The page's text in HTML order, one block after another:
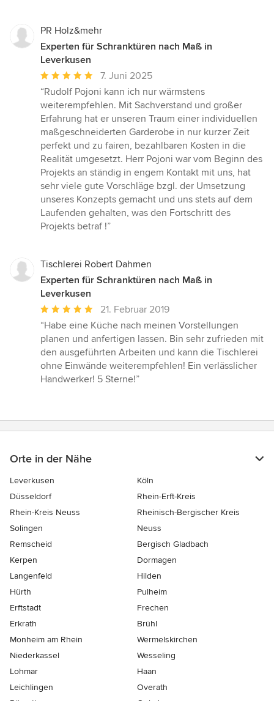
PR Holz&mehr
Experten für Schranktüren nach Maß in
Leverkusen
Durchschnittliche
Bewertung:
5
von
5
Sternen
7. Juni 2025
“Rudolf Pojoni kann ich nur wärmstens
weiterempfehlen. Mit Sachverstand und großer
Erfahrung hat er unseren Traum einer individuellen
maßgeschneiderten Garderobe in nur kurzer Zeit
perfekt und zu fairen, bezahlbaren Kosten in die
Realität umgesetzt. Herr Pojoni war vom Beginn des
Projekts an ständig in engem Kontakt mit uns, hat
sehr viele gute Vorschläge bzgl. der Umsetzung
unseres Konzepts gemacht und uns stets auf dem
Laufenden gehalten, was den Fortschritt des
Projekts betraf !”
Tischlerei Robert Dahmen
Experten für Schranktüren nach Maß in
Leverkusen
Durchschnittliche
Bewertung:
5
von
5
Sternen
21. Februar 2019
“Habe eine Küche nach meinen Vorstellungen
planen und anfertigen lassen. Bin sehr zufrieden mit
den ausgeführten Arbeiten und kann die Tischlerei
ohne Einwände weiterempfehlen! Ein verlässlicher
Handwerker! 5 Sterne!”
Orte in der Nähe
Leverkusen
Köln
Düsseldorf
Rhein-Erft-Kreis
Rhein-Kreis Neuss
Rheinisch-Bergischer Kreis
Solingen
Neuss
Remscheid
Bergisch Gladbach
Kerpen
Dormagen
Langenfeld
Hilden
Hürth
Pulheim
Erftstadt
Frechen
Erkrath
Brühl
Monheim am Rhein
Wermelskirchen
Niederkassel
Wesseling
Lohmar
Haan
Leichlingen
Overath